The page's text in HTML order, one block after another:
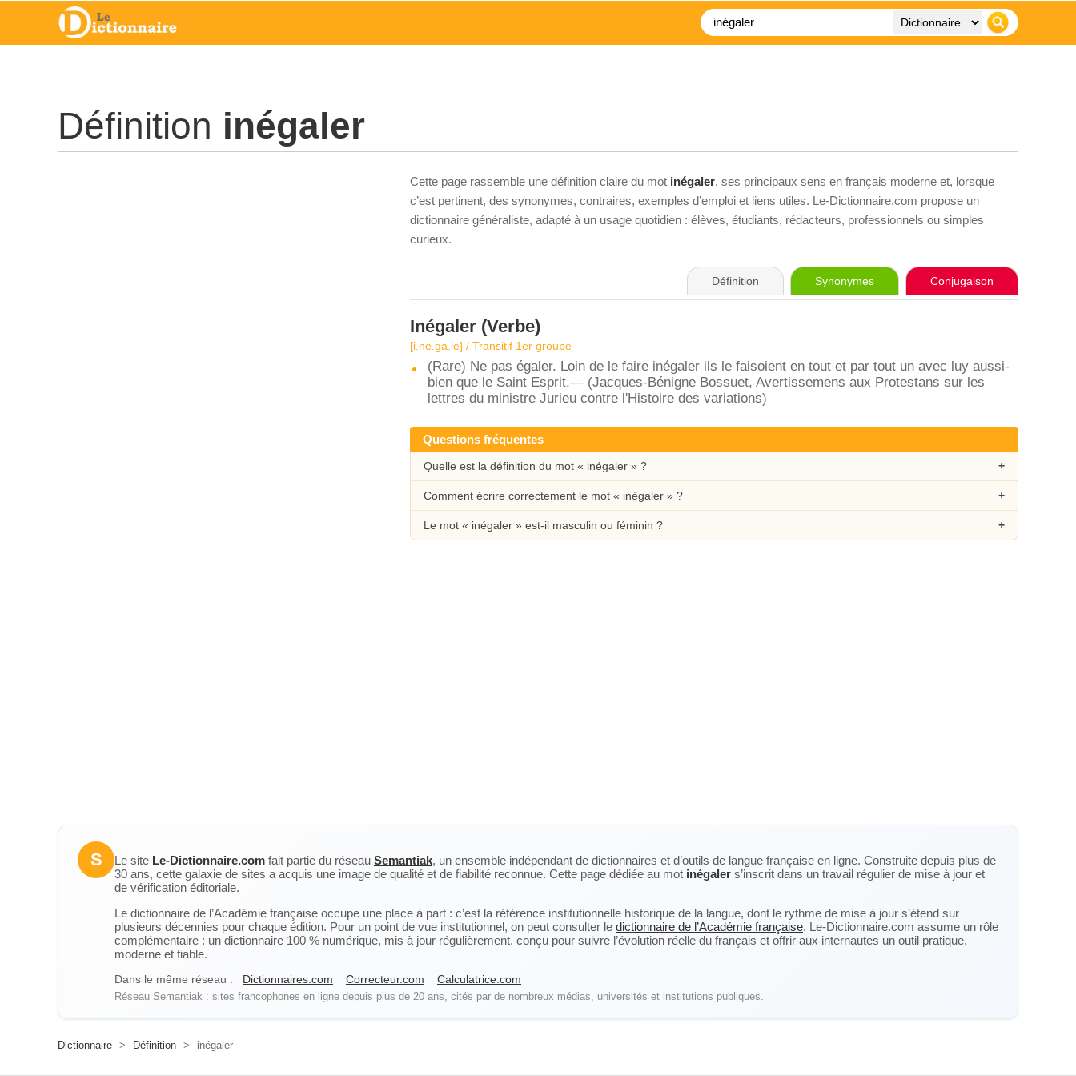
Définition inégaler
Cette page rassemble une définition claire du mot inégaler, ses principaux sens en français moderne et, lorsque
c’est pertinent, des synonymes, contraires, exemples d’emploi et liens utiles. Le-Dictionnaire.com propose un
dictionnaire généraliste, adapté à un usage quotidien : élèves, étudiants, rédacteurs, professionnels ou simples
curieux.
Définition Synonymes Conjugaison
Inégaler (Verbe)
[i.ne.ga.le] / Transitif 1er groupe
(Rare) Ne pas égaler. Loin de le faire inégaler ils le faisoient en tout et par tout un avec luy aussi-
bien que le Saint Esprit.— (Jacques-Bénigne Bossuet, Avertissemens aux Protestans sur les
lettres du ministre Jurieu contre l'Histoire des variations)
Questions fréquentes
Quelle est la définition du mot « inégaler » ?
Comment écrire correctement le mot « inégaler » ?
Le mot « inégaler » est-il masculin ou féminin ?
S Le site Le-Dictionnaire.com fait partie du réseau Semantiak, un ensemble indépendant de dictionnaires et d’outils de langue française en ligne. Construite depuis plus de
30 ans, cette galaxie de sites a acquis une image de qualité et de fiabilité reconnue. Cette page dédiée au mot inégaler s’inscrit dans un travail régulier de mise à jour et
de vérification éditoriale.
Le dictionnaire de l’Académie française occupe une place à part : c’est la référence institutionnelle historique de la langue, dont le rythme de mise à jour s’étend sur
plusieurs décennies pour chaque édition. Pour un point de vue institutionnel, on peut consulter le dictionnaire de l’Académie française. Le-Dictionnaire.com assume un rôle
complémentaire : un dictionnaire 100 % numérique, mis à jour régulièrement, conçu pour suivre l’évolution réelle du français et offrir aux internautes un outil pratique,
moderne et fiable.
Dans le même réseau : Dictionnaires.com Correcteur.com Calculatrice.com
Réseau Semantiak : sites francophones en ligne depuis plus de 20 ans, cités par de nombreux médias, universités et institutions publiques.
Dictionnaire > Définition > inégaler